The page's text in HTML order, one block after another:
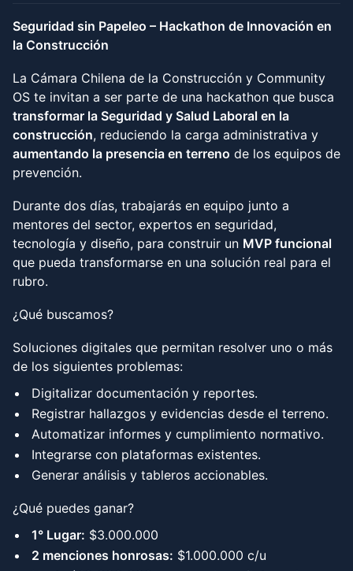
Seguridad sin Papeleo – Hackathon de Innovación en
la Construcción
La Cámara Chilena de la Construcción y Community
OS te invitan a ser parte de una hackathon que busca
transformar la Seguridad y Salud Laboral en la
construcción, reduciendo la carga administrativa y
aumentando la presencia en terreno de los equipos de
prevención.
Durante dos días, trabajarás en equipo junto a
mentores del sector, expertos en seguridad,
tecnología y diseño, para construir un MVP funcional
que pueda transformarse en una solución real para el
rubro.
¿Qué buscamos?
Soluciones digitales que permitan resolver uno o más
de los siguientes problemas:
Digitalizar documentación y reportes.
Registrar hallazgos y evidencias desde el terreno.
Automatizar informes y cumplimiento normativo.
Integrarse con plataformas existentes.
Generar análisis y tableros accionables.
¿Qué puedes ganar?
1° Lugar: $3.000.000
2 menciones honrosas: $1.000.000 c/u